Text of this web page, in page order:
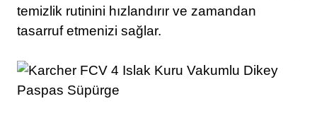
temizlik rutinini hızlandırır ve zamandan
tasarruf etmenizi sağlar.